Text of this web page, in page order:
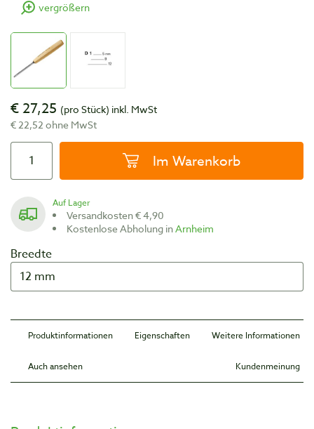
vergrößern
€ 27,25 (pro Stück) inkl. MwSt
€ 22,52 ohne MwSt
Im Warenkorb
Auf Lager
Versandkosten € 4,90
Kostenlose Abholung inArnheim
Breedte
Produktinformationen Eigenschaften Weitere Informationen
Auch ansehen Kundenmeinung